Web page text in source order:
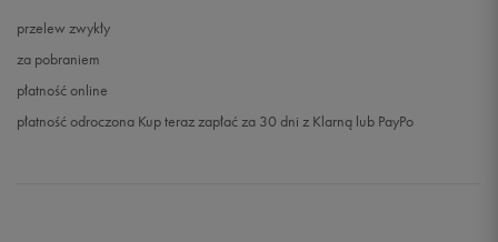
przelew zwykły
za pobraniem
płatność online
płatność odroczona Kup teraz zapłać za 30 dni z Klarną lub PayPo